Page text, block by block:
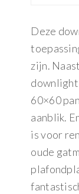
Deze
zijn.
60×60
aanblik.
is voor
oude